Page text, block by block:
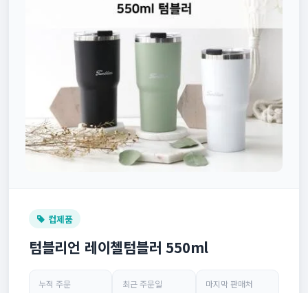
컵제품
텀블리언 레이첼텀블러 550ml
누적 주문 최근 주문일 마지막 판매처